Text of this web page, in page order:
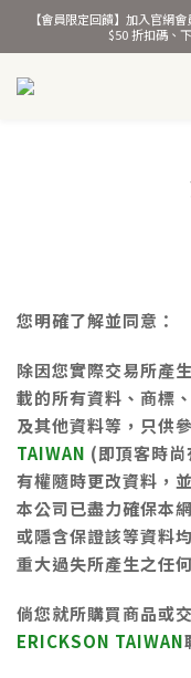
【會員限定回饋】加入官網
$50 折扣碼、
您明確了解並同意：
除因您實際交易所產
載的所有資料、商標
及其他資料等，只供
TAIWAN (即頂客時尚
有權隨時更改資料，
本公司已盡力確保本
或隱含保證該等資料
重大過失所產生之任
倘您就所購買商品或
ERICKSON TAIWAN